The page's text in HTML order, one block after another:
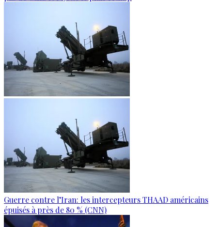
Guerre contre l’Iran: les intercepteurs THAAD américains
épuisés à près de 80 % (CNN)